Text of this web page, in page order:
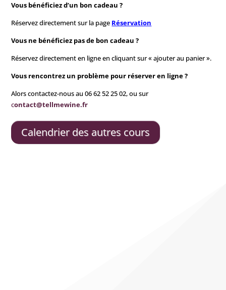
Vous bénéficiez d’un bon cadeau ?
Réservez directement sur la page Réservation
Vous ne bénéficiez pas de bon cadeau ?
Réservez directement en ligne en cliquant sur « ajouter au panier ».
Vous rencontrez un problème pour réserver en ligne ?
Alors contactez-nous au 06 62 52 25 02, ou sur
contact@tellmewine.fr
Calendrier des autres cours